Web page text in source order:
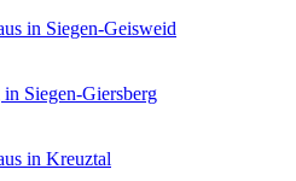
in Siegen-Geisweid
Siegen-Giersberg
in Kreuztal